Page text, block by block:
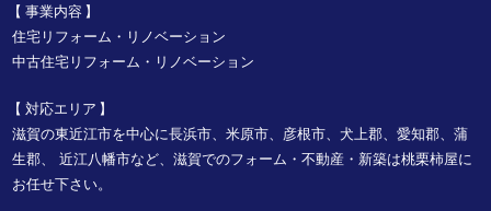
事業内容
住宅リフォーム・リノベーション
中古住宅リフォーム・リノベーション
対応エリア
滋賀の東近江市を中心に長浜市、米原市、彦根市、犬上郡、愛知郡、蒲
生郡、
近江八幡市など、滋賀でのフォーム・不動産・新築は桃栗柿屋に
お任せ下さい。